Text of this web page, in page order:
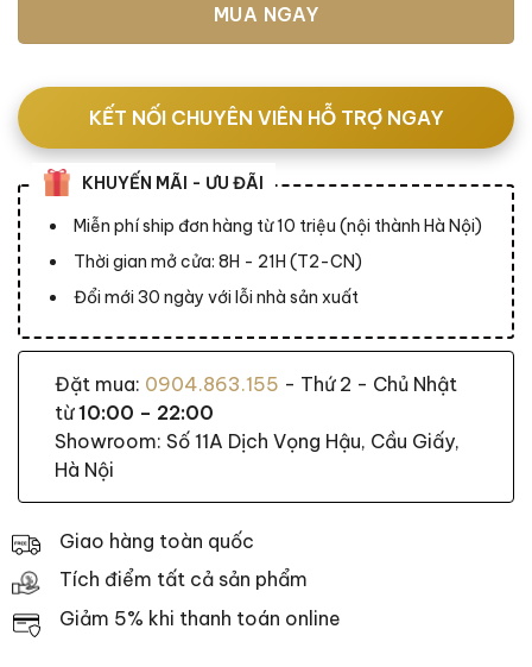
MUA NGAY
KẾT NỐI CHUYÊN VIÊN HỖ TRỢ NGAY
KHUYẾN MÃI - ƯU ĐÃI
Miễn phí ship đơn hàng từ 10 triệu (nội thành Hà Nội)
Thời gian mở cửa: 8H - 21H (T2-CN)
Đổi mới 30 ngày với lỗi nhà sản xuất
Đặt mua: 0904.863.155 - Thứ 2 - Chủ Nhật
từ10:00 – 22:00
Showroom: Số 11A Dịch Vọng Hậu, Cầu Giấy,
Hà Nội
Giao hàng toàn quốc
Tích điểm tất cả sản phẩm
Giảm 5% khi thanh toán online